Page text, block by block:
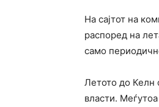
На сајтот на
распоред на
само
Летото до Келн
власти.